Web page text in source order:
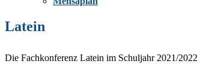
Latein
Die Fachkonferenz Latein im Schuljahr 2021/2022